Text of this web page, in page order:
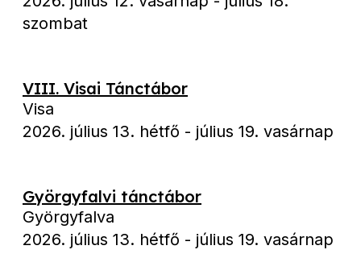
szombat
VIII. Visai Tánctábor
Visa
2026. július 13. hétfő - július 19. vasárnap
Györgyfalvi tánctábor
Györgyfalva
2026. július 13. hétfő - július 19. vasárnap